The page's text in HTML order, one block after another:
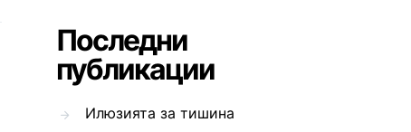
Последни
публикации
Илюзията за тишина